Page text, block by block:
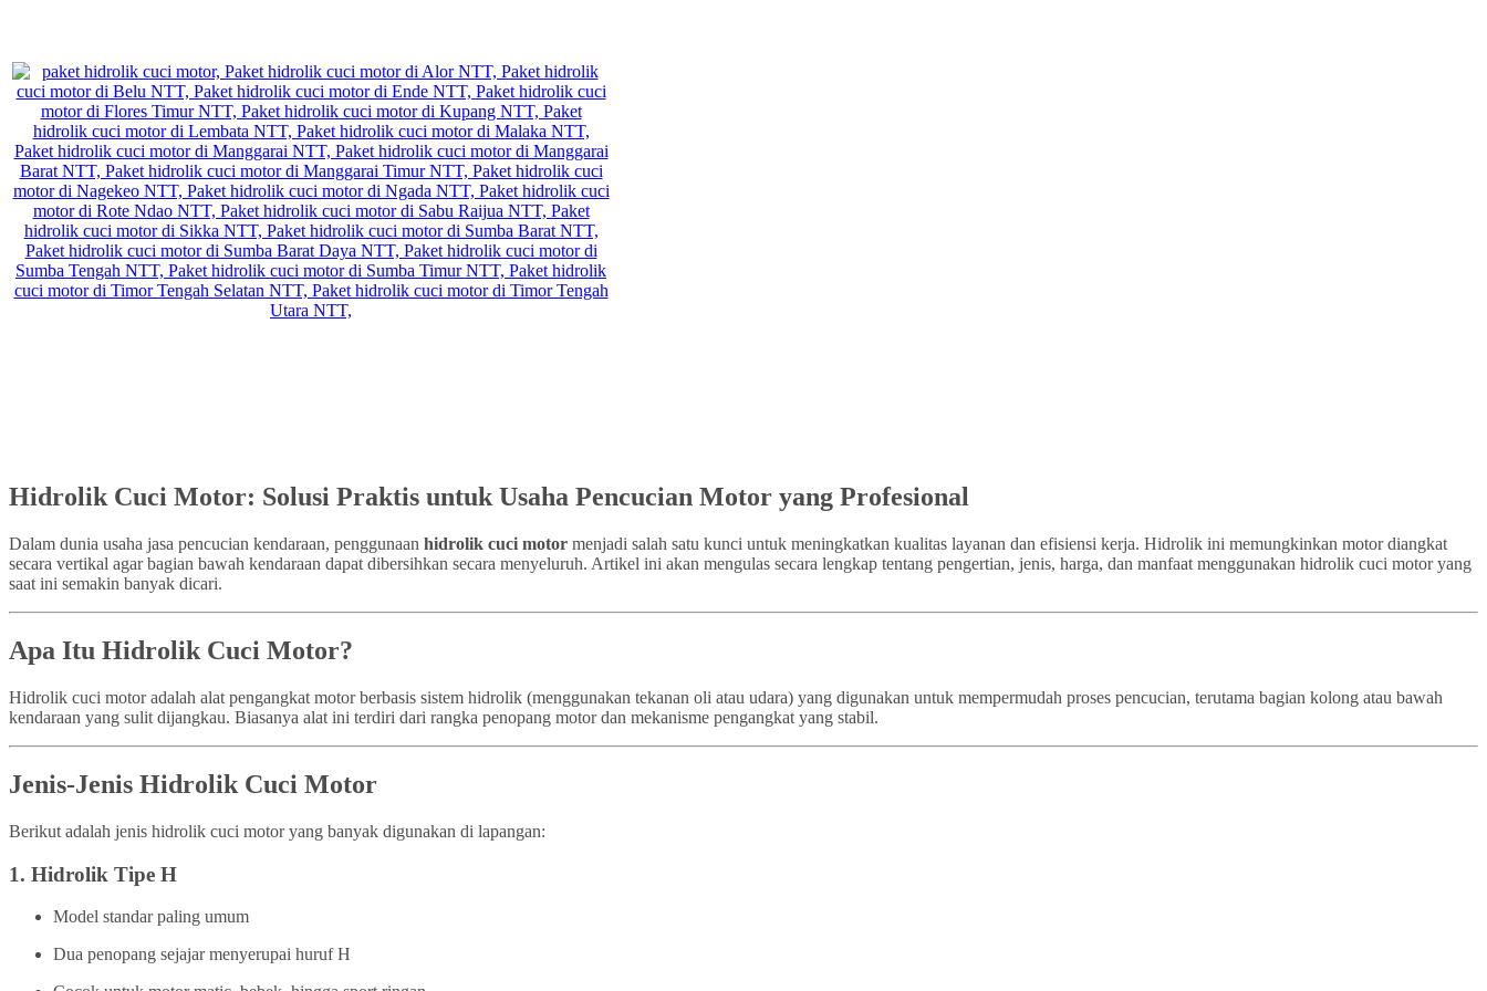
Hidrolik Cuci Motor: Solusi Praktis untuk Usaha Pencucian Motor yang Profesional
Dalam dunia usaha jasa pencucian kendaraan, penggunaan hidrolik cuci motor menjadi salah satu kunci untuk meningkatkan kualitas layanan dan efisiensi kerja. Hidrolik ini memungkinkan motor diangkat
secara vertikal agar bagian bawah kendaraan dapat dibersihkan secara menyeluruh. Artikel ini akan mengulas secara lengkap tentang pengertian, jenis, harga, dan manfaat menggunakan hidrolik cuci motor yang
saat ini semakin banyak dicari.
Apa Itu Hidrolik Cuci Motor?
Hidrolik cuci motor adalah alat pengangkat motor berbasis sistem hidrolik (menggunakan tekanan oli atau udara) yang digunakan untuk mempermudah proses pencucian, terutama bagian kolong atau bawah
kendaraan yang sulit dijangkau. Biasanya alat ini terdiri dari rangka penopang motor dan mekanisme pengangkat yang stabil.
Jenis-Jenis Hidrolik Cuci Motor
Berikut adalah jenis hidrolik cuci motor yang banyak digunakan di lapangan:
1. Hidrolik Tipe H
Model standar paling umum
Dua penopang sejajar menyerupai huruf H